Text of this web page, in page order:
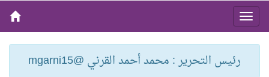
رئيس التحرير : محمد أحمد القرني @mgarni15